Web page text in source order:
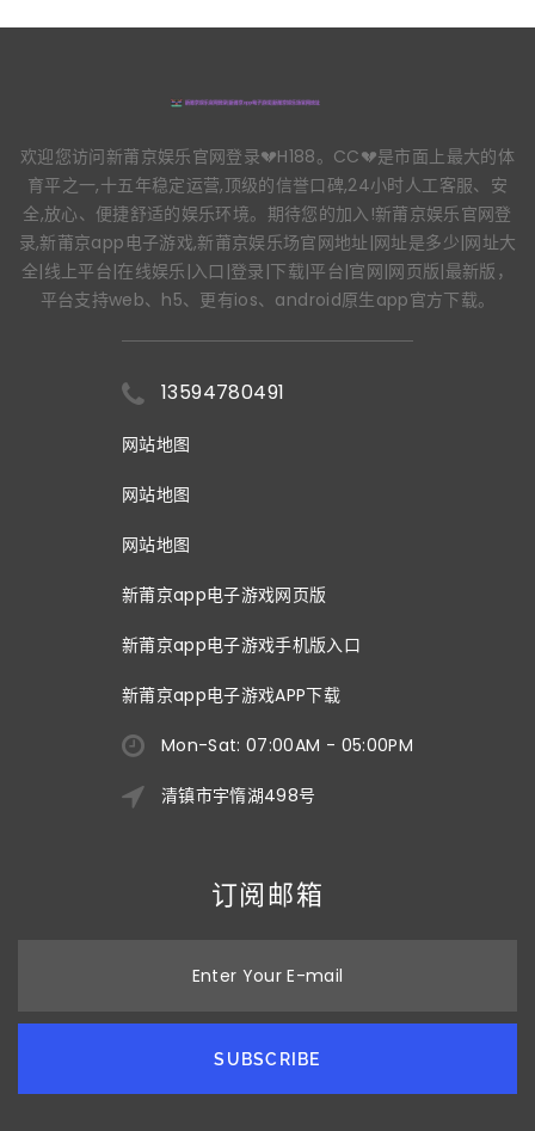
欢迎您访问新莆京娱乐官网登录💔H188。CC💔是市面上最大的体
育平之一,十五年稳定运营,顶级的信誉口碑,24小时人工客服、安
全,放心、便捷舒适的娱乐环境。期待您的加入!新莆京娱乐官网登
录,新莆京app电子游戏,新莆京娱乐场官网地址|网址是多少|网址大
全|线上平台|在线娱乐|入口|登录|下载|平台|官网|网页版|最新版，
平台支持web、h5、更有ios、android原生app官方下载。
13594780491
网站地图
网站地图
网站地图
新莆京app电子游戏网页版
新莆京app电子游戏手机版入口
新莆京app电子游戏APP下载
Mon-Sat: 07:00AM - 05:00PM
清镇市宇惰湖498号
订阅邮箱
Enter Your E-mail
SUBSCRIBE